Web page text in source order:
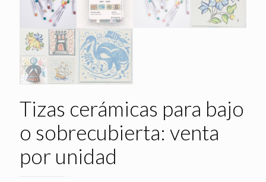
Tizas cerámicas para bajo
o sobrecubierta: venta
por unidad